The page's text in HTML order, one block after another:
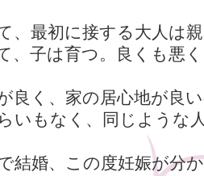
、最初に接する大人は
、子は育つ。良くも悪
良く、家の居心地が良
いもなく、同じような
結婚、この度妊娠が分